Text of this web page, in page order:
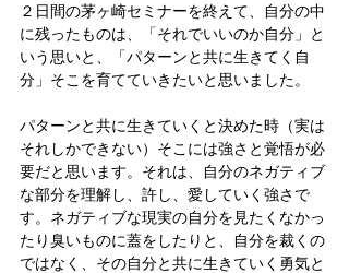
２日間の茅ヶ崎セミナーを終えて、自分の中
に残ったものは、「それでいいのか自分」と
いう思いと、「パターンと共に生きてく自
分」そこを育てていきたいと思いました。
パターンと共に生きていくと決めた時（実は
それしかできない）そこには強さと覚悟が必
要だと思います。それは、自分のネガティブ
な部分を理解し、許し、愛していく強さで
す。ネガティブな現実の自分を見たくなかっ
たり臭いものに蓋をしたりと、自分を裁くの
ではなく、その自分と共に生きていく勇気と